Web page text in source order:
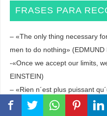
FRASES PARA
– «The only thing necessary
men to do nothing» (EDMUND
-«Once we accept our limits,
EINSTEIN)
– «Rien n´est plus puissant
(VICTOR HUGO)